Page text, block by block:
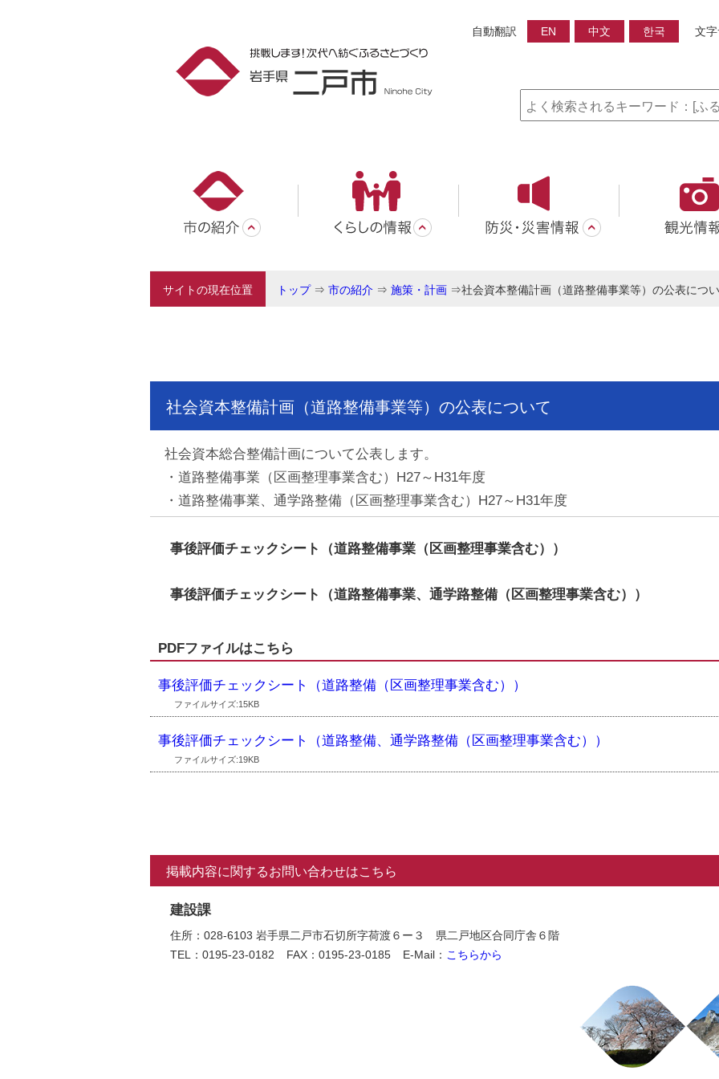
自動翻訳 EN 中文 한국 文
サイトの現在位置 トップ⇒ 市の紹介 ⇒ 施策・計画 ⇒社会資本整備計画（道路整備事業等）の公表につ
社会資本整備計画（道路整備事業等）の公表について
社会資本総合整備計画について公表します。
・道路整備事業（区画整理事業含む）H27～H31年度
・道路整備事業、通学路整備（区画整理事業含む）H27～H31年度
事後評価チェックシート（道路整備事業（区画整理事業含む））
事後評価チェックシート（道路整備事業、通学路整備（区画整理事業含む））
PDFファイルはこちら
事後評価チェックシート（道路整備（区画整理事業含む））
ファイルサイズ:15KB
事後評価チェックシート（道路整備、通学路整備（区画整理事業含む））
ファイルサイズ:19KB
掲載内容に関するお問い合わせはこちら
建設課
住所：028-6103 岩手県二戸市石切所字荷渡６ー３ 県二戸地区合同庁舎６階
TEL：0195-23-0182
FAX：0195-23-0185 E-Mail： こちらから